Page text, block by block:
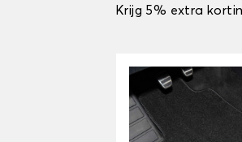
Krijg 5% extra